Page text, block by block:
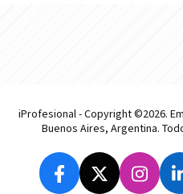
iProfesional - Copyright ©2026.
Buenos Aires, Argentina.